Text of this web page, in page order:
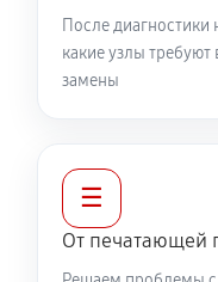
После
какие узлы требуют
замены
☰
От печатающей